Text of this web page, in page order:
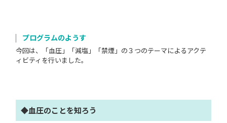
プログラムのようす
今回は、「血圧」「減塩」「禁煙」の３つのテーマによるアクテ
ィビティを行いました。
◆血圧のことを知ろう